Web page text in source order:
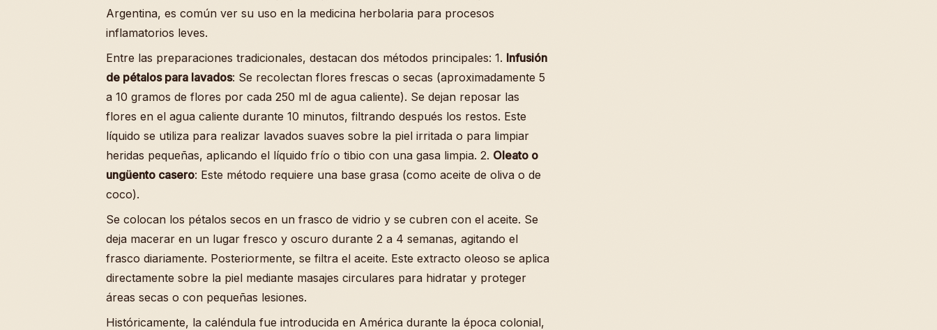
Argentina, es común ver su uso en la medicina herbolaria para procesos
inflamatorios leves.
Entre las preparaciones tradicionales, destacan dos métodos principales: 1. Infusión
de pétalos para lavados: Se recolectan flores frescas o secas (aproximadamente 5
a 10 gramos de flores por cada 250 ml de agua caliente). Se dejan reposar las
flores en el agua caliente durante 10 minutos, filtrando después los restos. Este
líquido se utiliza para realizar lavados suaves sobre la piel irritada o para limpiar
heridas pequeñas, aplicando el líquido frío o tibio con una gasa limpia. 2. Oleato o
ungüento casero: Este método requiere una base grasa (como aceite de oliva o de
coco).
Se colocan los pétalos secos en un frasco de vidrio y se cubren con el aceite. Se
deja macerar en un lugar fresco y oscuro durante 2 a 4 semanas, agitando el
frasco diariamente. Posteriormente, se filtra el aceite. Este extracto oleoso se aplica
directamente sobre la piel mediante masajes circulares para hidratar y proteger
áreas secas o con pequeñas lesiones.
Históricamente, la caléndula fue introducida en América durante la época colonial,